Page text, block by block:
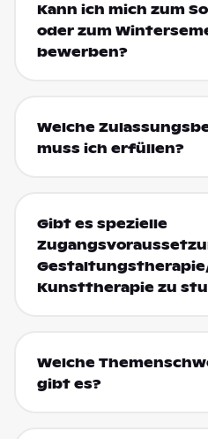
Kann ich mich zum
oder zum
bewerben?
Welche
muss ich erfüllen?
Gibt es spezielle
Kunsttherapie zu
Welche
gibt es?